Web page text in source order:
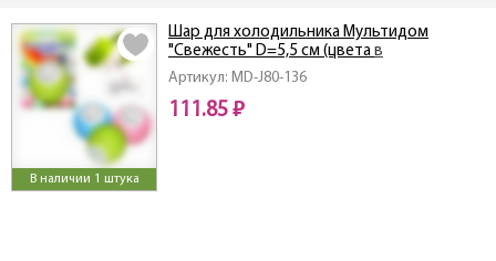
В наличии 1 штука
Артикул: MD-J80-136
Шар для холодильника Мультидом
"Свежесть" D=5,5 см (цвета в
ассортименте)
111.85 ₽